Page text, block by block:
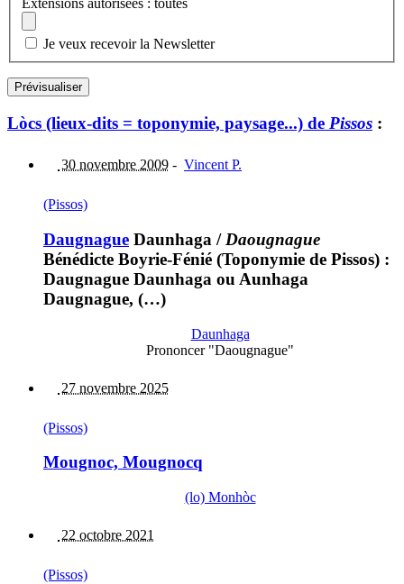
Je veux recevoir la Newsletter
Lòcs (lieux-dits = toponymie, paysage...) de Pissos :
30 novembre 2009 - Vincent P.
(Pissos)
Daugnague Daunhaga / Daougnague
Bénédicte Boyrie-Fénié (Toponymie de Pissos) :
Daugnague Daunhaga ou Aunhaga
Daugnague, (…)
Daunhaga
Prononcer "Daougnague"
27 novembre 2025
(Pissos)
Mougnoc, Mougnocq
(lo) Monhòc
22 octobre 2021
(Pissos)